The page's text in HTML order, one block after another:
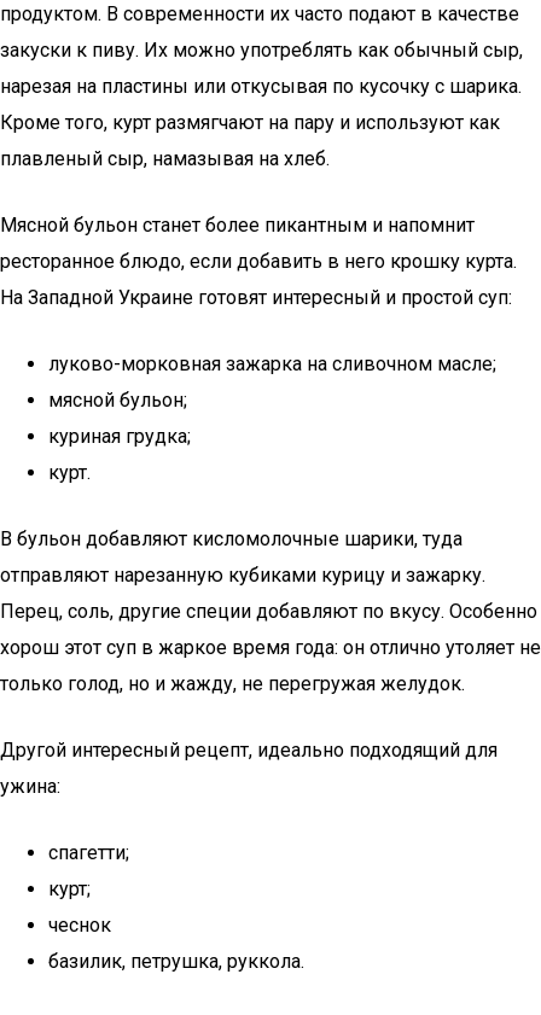
продуктом. В современности их часто подают в качестве
закуски к пиву. Их можно употреблять как обычный сыр,
нарезая на пластины или откусывая по кусочку с шарика.
Кроме того, курт размягчают на пару и используют как
плавленый сыр, намазывая на хлеб.
Мясной бульон станет более пикантным и напомнит
ресторанное блюдо, если добавить в него крошку курта.
На Западной Украине готовят интересный и простой суп:
луково-морковная зажарка на сливочном масле;
мясной бульон;
куриная грудка;
курт.
В бульон добавляют кисломолочные шарики, туда
отправляют нарезанную кубиками курицу и зажарку.
Перец, соль, другие специи добавляют по вкусу. Особенно
хорош этот суп в жаркое время года: он отлично утоляет не
только голод, но и жажду, не перегружая желудок.
Другой интересный рецепт, идеально подходящий для
ужина:
спагетти;
курт;
чеснок
базилик, петрушка, руккола.